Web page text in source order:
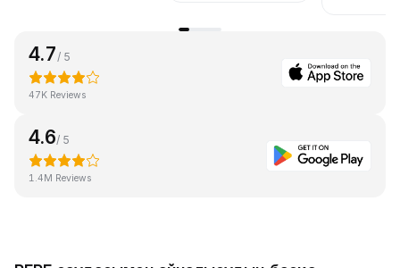
4.7/ 5
47K Reviews
4.6/ 5
1.4M Reviews